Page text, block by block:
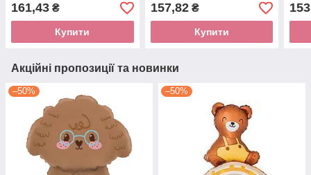
161,43 ₴
Купити
157,82₴
Купити
Акційні пропозиції та новинки
–50% –50%